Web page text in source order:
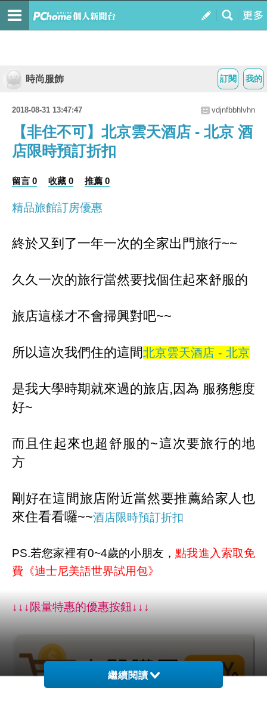
我的
訂閱
時尚服飾
2018-08-31 13:47:47 vdjnfbbhlvhn
【非住不可】北京雲天酒店 - 北京 酒
店限時預訂折扣
留言 0 收藏 0 推薦 0
精品旅館訂房優惠
終於又到了一年一次的全家出門旅行~~
久久一次的旅行當然要找個住起來舒服的
旅店這樣才不會掃興對吧~~
所以這次我們住的這間北京雲天酒店 - 北京
是我大學時期就來過的旅店,因為 服務態度
好~
而且住起來也超舒服的~這次要旅行的地
方
剛好在這間旅店附近當然要推薦給家人也
來住看看囉~~酒店限時預訂折扣
PS.若您家裡有0~4歲的小朋友，點我進入索取免
費《迪士尼美語世界試用包》
↓↓↓限量特惠的優惠按鈕↓↓↓
繼續閱讀